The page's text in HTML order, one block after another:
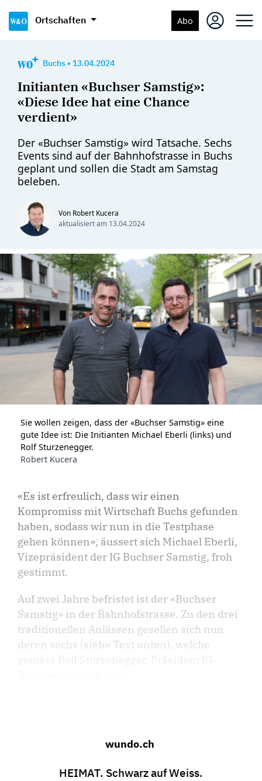
Ortschaften Abo
Buchs • 13.04.2024
Initianten «Buchser Samstig»:
«Diese Idee hat eine Chance
verdient»
Der «Buchser Samstig» wird Tatsache. Sechs
Events sind auf der Bahnhofstrasse in Buchs
geplant und sollen die Stadt am Samstag
beleben.
Von Robert Kucera
aktualisiert am 13.04.2024
Sie wollen zeigen, dass der «Buchser Samstig» eine
gute Idee ist: Die Initianten Michael Eberli (links) und
Rolf Sturzenegger.
Robert Kucera
«Es ist erfreulich, dass wir einen
Kompromiss mit Wirtschaft Buchs gefunden
haben, sodass wir nun in die Testphase
gehen können», äussert sich Michael Eberli,
Vizepräsident der IG Buchser Samstig, froh
gestimmt.
Auf zwei Jahre befristet ist der «Buchser
Samstig» in der Bahnhofstrasse. Zu den drei
traditionellen Anlässen gesellen sich nun
deren sechs (siehe Text unten), welche
wundo.ch
HEIMAT. Schwarz auf Weiss.